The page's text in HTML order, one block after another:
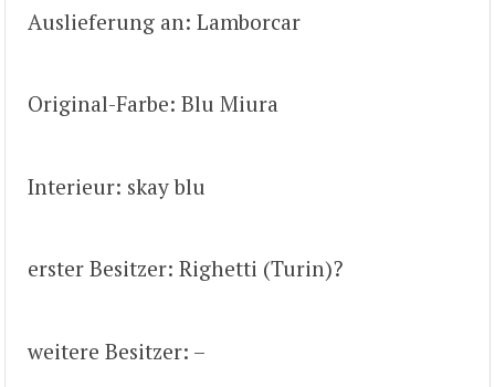
Auslieferung an: Lamborcar
Original-Farbe: Blu Miura
Interieur: skay blu
erster Besitzer: Righetti (Turin)?
weitere Besitzer: –